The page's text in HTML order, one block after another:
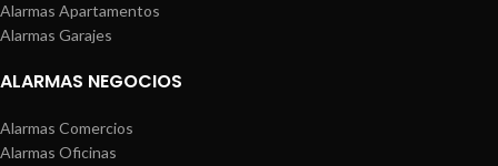
Alarmas Apartamentos
Alarmas Garajes
ALARMAS NEGOCIOS
Alarmas Comercios
Alarmas Oficinas